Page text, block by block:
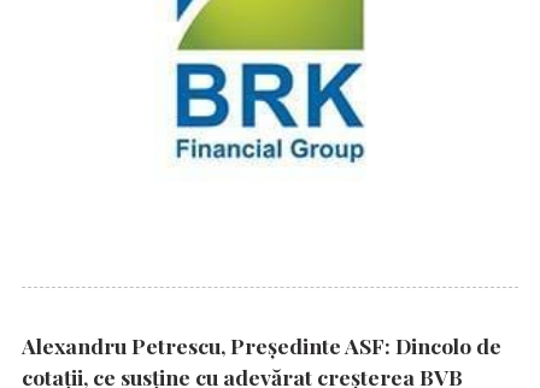
Alexandru Petrescu, Președinte ASF: Dincolo de
cotații, ce susține cu adevărat creșterea BVB